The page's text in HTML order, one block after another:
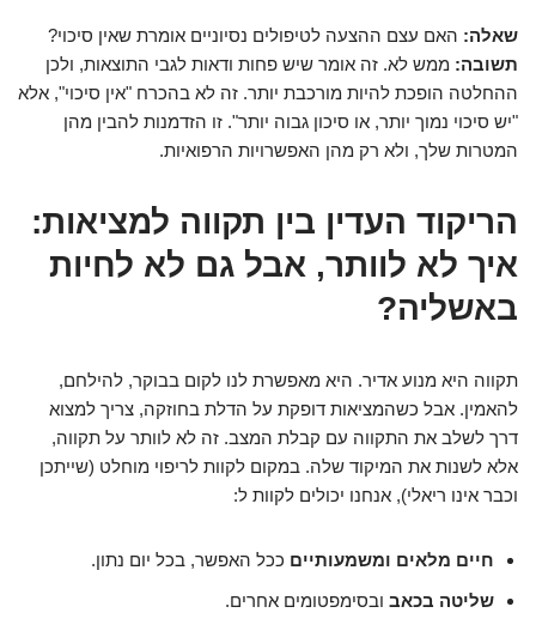
שאלה: האם עצם ההצעה לטיפולים נסיוניים אומרת שאין סיכוי?
תשובה: ממש לא. זה אומר שיש פחות ודאות לגבי התוצאות, ולכן
ההחלטה הופכת להיות מורכבת יותר. זה לא בהכרח "אין סיכוי", אלא
"יש סיכוי נמוך יותר, או סיכון גבוה יותר". זו הזדמנות להבין מהן
המטרות שלך, ולא רק מהן האפשרויות הרפואיות.
הריקוד העדין בין תקווה למציאות:
איך לא לוותר, אבל גם לא לחיות
באשליה?
תקווה היא מנוע אדיר. היא מאפשרת לנו לקום בבוקר, להילחם,
להאמין. אבל כשהמציאות דופקת על הדלת בחוזקה, צריך למצוא
דרך לשלב את התקווה עם קבלת המצב. זה לא לוותר על תקווה,
אלא לשנות את המיקוד שלה. במקום לקוות לריפוי מוחלט (שייתכן
וכבר אינו ריאלי), אנחנו יכולים לקוות ל:
חיים מלאים ומשמעותיים ככל האפשר, בכל יום נתון.
שליטה בכאב ובסימפטומים אחרים.